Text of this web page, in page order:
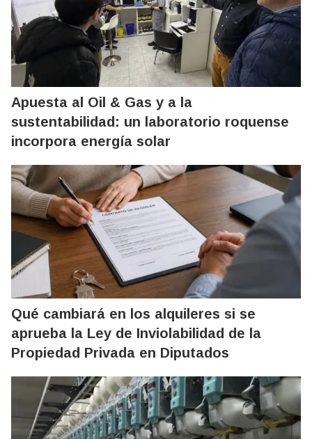
Apuesta al Oil & Gas y a la
sustentabilidad: un laboratorio roquense
incorpora energía solar
Qué cambiará en los alquileres si se
aprueba la Ley de Inviolabilidad de la
Propiedad Privada en Diputados